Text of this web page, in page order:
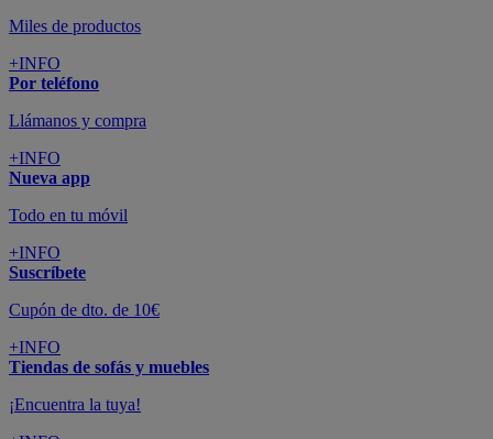
Miles de productos
+INFO
Por teléfono
Llámanos y compra
+INFO
Nueva app
Todo en tu móvil
+INFO
Suscríbete
Cupón de dto. de 10€
+INFO
Tiendas de sofás y muebles
¡Encuentra la tuya!